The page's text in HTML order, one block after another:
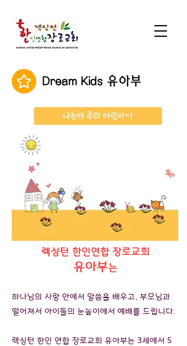
Dream Kids 유아부
렉싱턴 한인연합 장로교회
유아부는
하나님의 사랑 안에서 말씀을 배우고, 부모님과
떨어져서 아이들의 눈높이에서 예배를 드립니다.
렉싱턴 한인 연합 장로교회 유아부는 3세에서 5